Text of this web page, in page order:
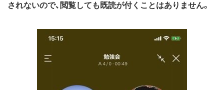
されないので、閲覧しても既読が付くことはありません。